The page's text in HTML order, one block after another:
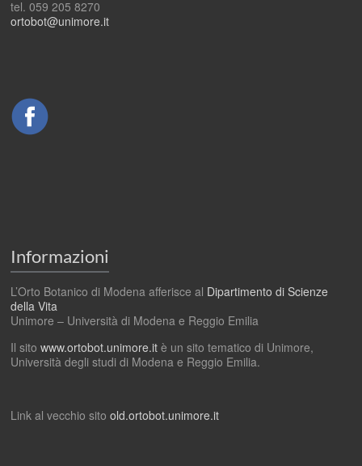
tel. 059 205 8270
ortobot@unimore.it
Informazioni
L’Orto Botanico di Modena afferisce al Dipartimento di Scienze
della Vita
Unimore – Università di Modena e Reggio Emilia
Il sitowww.ortobot.unimore.it è un sito tematico di Unimore,
Università degli studi di Modena e Reggio Emilia.
Link al vecchio sitoold.ortobot.unimore.it